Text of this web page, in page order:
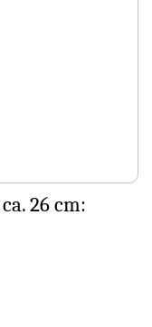
26 cm: